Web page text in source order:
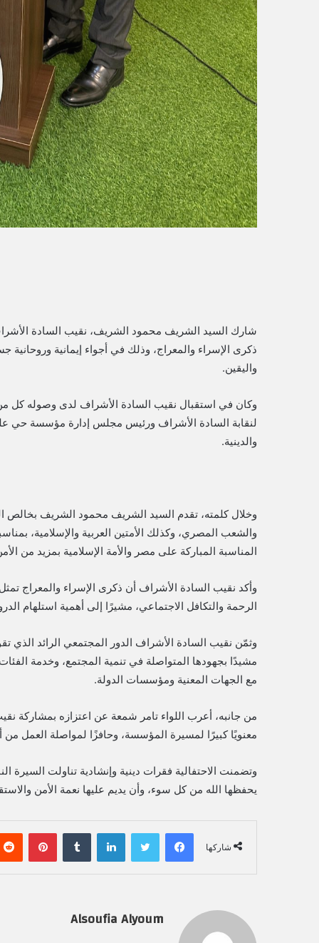
شارك السيد الشريف محمود الشريف، نقيب السادة
ذكرى الإسراء والمعراج، وذلك في أجواء إيمانية
واليقين.
وكان في استقبال نقيب السادة الأشراف لدى وصوله كل
لنقابة السادة الأشراف ورئيس مجلس إدارة مؤسسة حي
والدينية.
وخلال كلمته، تقدم السيد الشريف محمود الشريف بخالص
والشعب المصري، وكذلك الأمتين العربية والإسلامية،
المناسبة المباركة على مصر والأمة الإسلامية بمزيد من
وأكد نقيب السادة الأشراف أن ذكرى الإسراء والمعراج
الرحمة والتكافل الاجتماعي، مشيرًا إلى أهمية استلهام
وثمّن نقيب السادة الأشراف الدور المجتمعي الرائد
مشيدًا بجهودها المتواصلة في تنمية المجتمع، وخدمة الفئات
مع الجهات المعنية ومؤسسات الدولة.
من جانبه، أعرب اللواء تامر شمعة عن اعتزازه بمشاركة
معنويًا كبيرًا لمسيرة المؤسسة، وحافزًا لمواصلة العمل
وتضمنت الاحتفالية فقرات دينية وإنشادية تناولت السيرة
يحفظها الله من كل سوء، وأن يديم عليها نعمة الأمن
شاركها
فيسبوك لينكدإن بينتيريست
Alsoufia Alyoum